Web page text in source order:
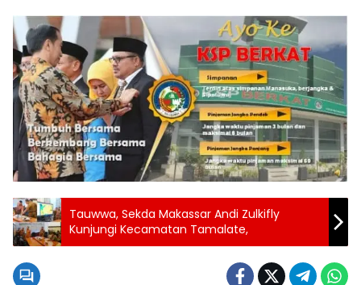
Tauwwa, Sekda Makassar Andi Zulkifly
Kunjungi Kecamatan Tamalate,